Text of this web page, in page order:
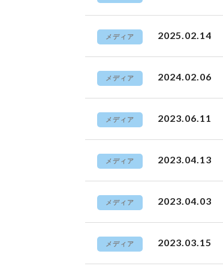
メディア 2025.02.14
メディア 2024.02.06
メディア 2023.06.11
メディア 2023.04.13
メディア 2023.04.03
メディア 2023.03.15